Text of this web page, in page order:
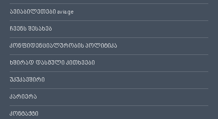
ავიაბილეთები avia.ge
ჩვენს შესახებ
კონფიდენციალურობის პოლიტიკა
ხშირად დასმული კითხვები
უკუკავშირი
კარიერა
კონტაქტი